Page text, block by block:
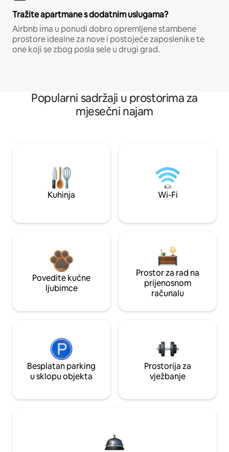
Tražite apartmane s dodatnim uslugama?
Airbnb ima u ponudi dobro opremljene stambene
prostore idealne za nove i postojeće zaposlenike te
one koji se zbog posla sele u drugi grad.
Popularni sadržaji u prostorima za
mjesečni najam
Kuhinja Wi-Fi
Povedite kućne
ljubimce
Prostor za rad na
prijenosnom
računalu
Besplatan parking
u sklopu objekta
Prostorija za
vježbanje